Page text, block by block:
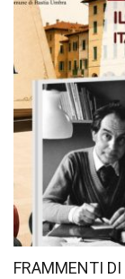
FRAMMENTI DI